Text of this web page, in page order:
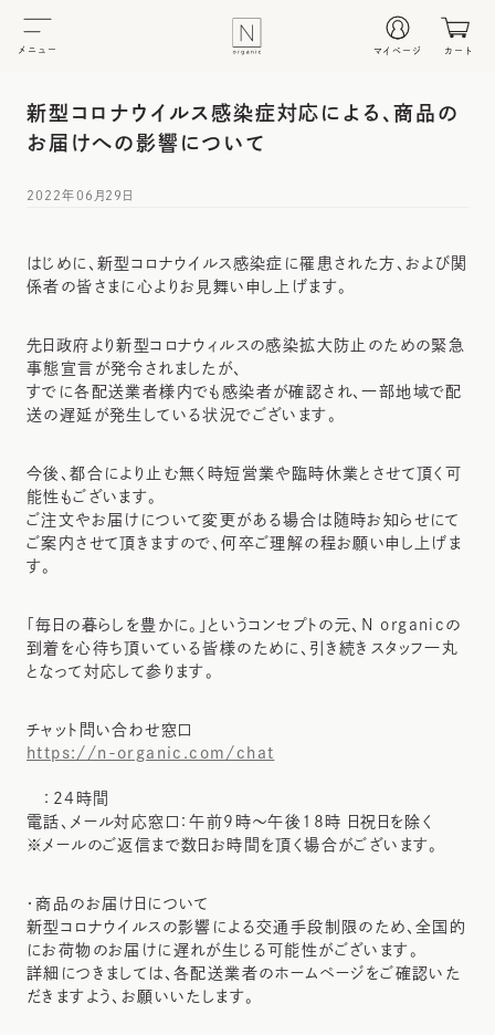
メニュー マイページ カート
新型コロナウイルス感染症対応による、商品の
お届けへの影響について
2022年06月29日
はじめに、新型コロナウイルス感染症に罹患された方、および関
係者の皆さまに心よりお見舞い申し上げます。
先日政府より新型コロナウィルスの感染拡大防止のための緊急
事態宣言が発令されましたが、
すでに各配送業者様内でも感染者が確認され、一部地域で配
送の遅延が発生している状況でございます。
今後、都合により止む無く時短営業や臨時休業とさせて頂く可
能性もございます。
ご注文やお届けについて変更がある場合は随時お知らせにて
ご案内させて頂きますので、何卒ご理解の程お願い申し上げま
す。
「毎日の暮らしを豊かに。」というコンセプトの元、N organicの
到着を心待ち頂いている皆様のために、引き続きスタッフ一丸
となって対応して参ります。
チャット問い合わせ窓口
https://n-organic.com/chat
：24時間
電話、メール対応窓口：午前9時～午後18時 日祝日を除く
※メールのご返信まで数日お時間を頂く場合がございます。
・商品のお届け日について
新型コロナウイルスの影響による交通手段制限のため、全国的
にお荷物のお届けに遅れが生じる可能性がございます。
詳細につきましては、各配送業者のホームページをご確認いた
だきますよう、お願いいたします。